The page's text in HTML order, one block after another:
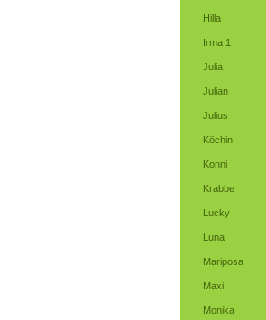
Hilla
Irma 1
Julia
Julian
Julius
Köchin
Konni
Krabbe
Lucky
Luna
Mariposa
Maxi
Monika